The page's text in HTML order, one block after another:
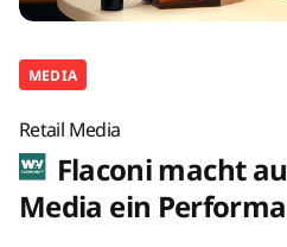
MEDIA
Retail Media
Flaconi macht
Media ein